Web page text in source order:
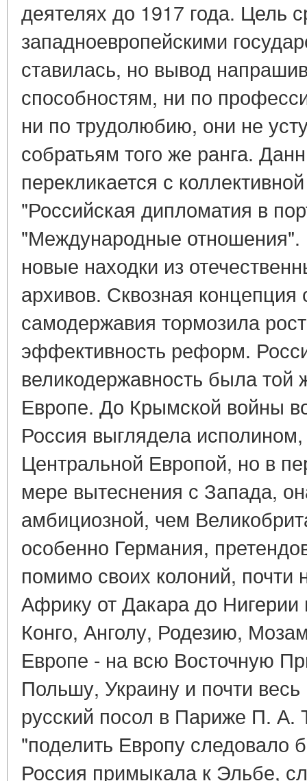
деятелях до 1917 года. Цель
западноевропейскими
ставилась, но вывод
способностям, ни по
ни по трудолюбию, они не
собратьям того же ранга.
перекликается с
"Российская дипломатия в
"Международные
новые находки из
архивов. Сквозная
самодержавия тормозила
эффективность реформ.
великодержавность была той
Европе. До Крымской войны
Россия выглядела
Центральной Европой, но в
мере вытеснения с Запада,
амбициозной, чем
особенно Германия,
помимо своих колоний,
Африку от Дакара до
Конго, Анголу, Родезию,
Европе - на всю Восточную
Польшу, Украину и почти
русский посол в Париже П. А.
"поделить Европу следовало
Россия примыкала к Эльбе,